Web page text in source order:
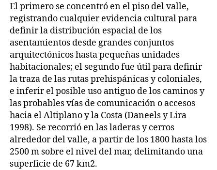
El primero se concentró en el piso del valle,
registrando cualquier evidencia cultural para
definir la distribución espacial de los
asentamientos desde grandes conjuntos
arquitectónicos hasta pequeñas unidades
habitacionales; el segundo fue útil para definir
la traza de las rutas prehispánicas y coloniales,
e inferir el posible uso antiguo de los caminos y
las probables vías de comunicación o accesos
hacia el Altiplano y la Costa (Daneels y Lira
1998). Se recorrió en las laderas y cerros
alrededor del valle, a partir de los 1800 hasta los
2500 m sobre el nivel del mar, delimitando una
superficie de 67 km2.